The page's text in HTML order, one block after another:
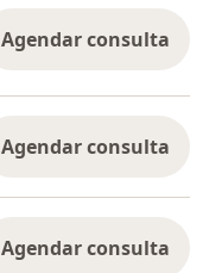
Agendar consulta
Agendar consulta
Agendar consulta